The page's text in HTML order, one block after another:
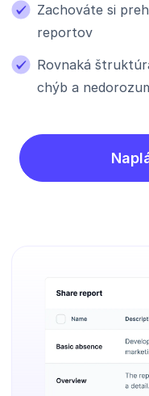
Zachováte si
reportov
Rovnaká
chýb a